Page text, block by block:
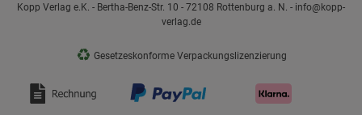
Kopp Verlag e.K. - Bertha-Benz-Str. 10 - 72108 Rottenburg a. N. - info@kopp-
verlag.de
♻ Gesetzeskonforme Verpackungslizenzierung